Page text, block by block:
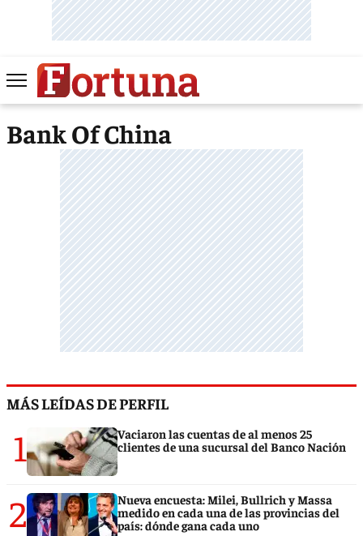
Bank Of China
MÁS LEÍDAS DE PERFIL
1
Vaciaron las cuentas de al menos 25
clientes de una sucursal del Banco Nación
2
Nueva encuesta: Milei, Bullrich y Massa
medido en cada una de las provincias del
país: dónde gana cada uno